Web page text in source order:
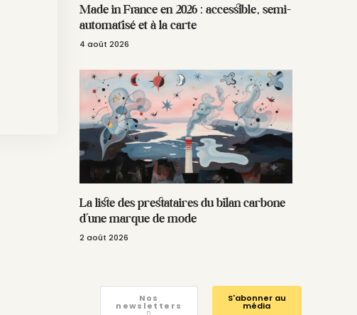
Made in France en 2026 : accessible, semi-
automatisé et à la carte
4 août 2026
La liste des prestataires du bilan carbone
d’une marque de mode
2 août 2026
Nos
newsletters
S'abonner au
média